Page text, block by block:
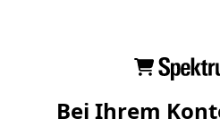
Bei Ihrem